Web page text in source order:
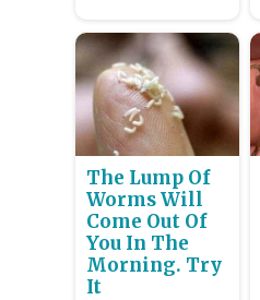
The Lump Of
Worms Will
Come Out Of
You In The
Morning. Try
It